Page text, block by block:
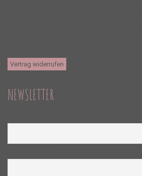
Vertrag widerrufen
NEWSLETTER